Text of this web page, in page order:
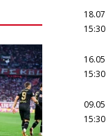
18.07
15:30
16.05
15:30
09.05
15:30